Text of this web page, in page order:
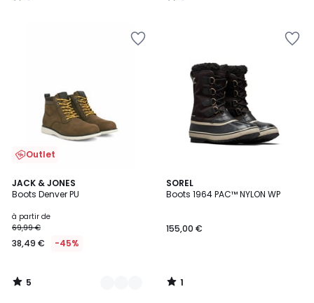
Outlet
JACK & JONES
Boots Denver PU
à partir de
69,99 €
38,49 € -45%
5
/
2
Couleurs
5
/
SOREL
Boots 1964 PAC™ NYLON WP
155,00 €
1
/
1
/